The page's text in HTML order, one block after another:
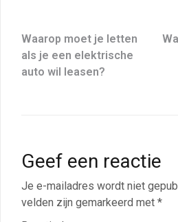
Waarop moet je letten
als je een elektrische
auto wil leasen?
Geef een reactie
Je e-mailadres wordt niet
velden zijn gemarkeerd met *